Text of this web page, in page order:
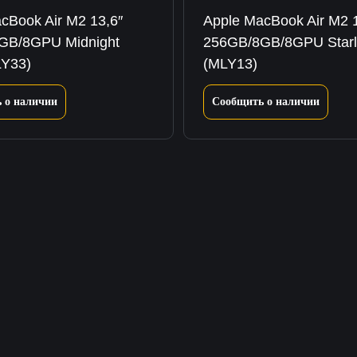
Air M2 13,6″
8GPU Midnight
о наличии
Apple MacBook Air M2
256GB/8GB/8GPU
(MLY13)
Сообщить о наличии